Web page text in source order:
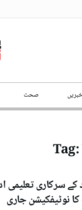
صحت
Tag:
کے سرکاری
نوٹیفکیشن جاری